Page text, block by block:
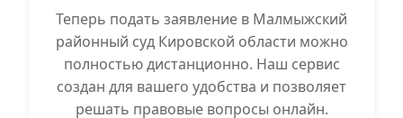
Теперь подать заявление в Малмыжский
районный суд Кировской области можно
полностью дистанционно. Наш сервис
создан для вашего удобства и позволяет
решать правовые вопросы онлайн.